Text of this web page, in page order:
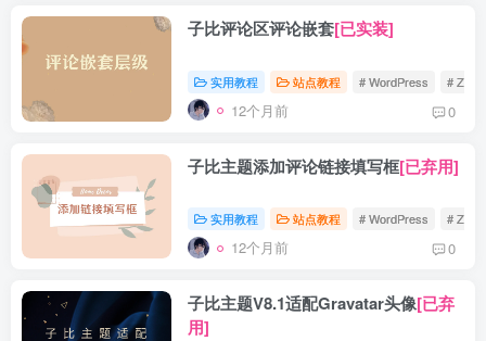
子比评论区评论嵌套[已实装]
实用教程 站点教程 # WordPress # Zibll
12个月前 0
子比主题添加评论链接填写框[已弃用]
实用教程 站点教程 # WordPress # Zibll
12个月前 0
子比主题V8.1适配Gravatar头像[已弃
用]